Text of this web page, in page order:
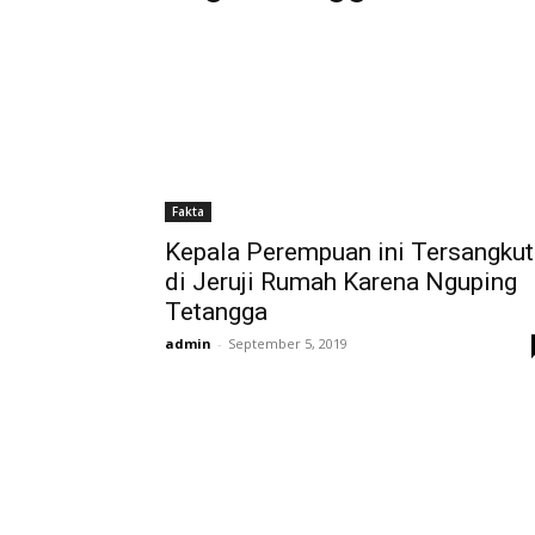
Fakta
Kepala Perempuan ini Tersangkut
di Jeruji Rumah Karena Nguping
Tetangga
admin - September 5, 2019